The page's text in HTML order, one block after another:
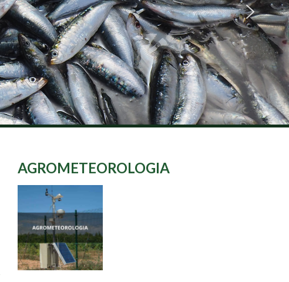
AGROMETEOROLOGIA